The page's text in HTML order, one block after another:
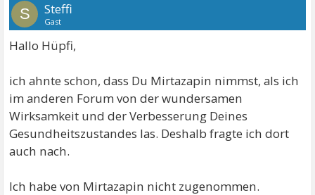
S Steffi
Gast
Hallo Hüpfi,
ich ahnte schon, dass Du Mirtazapin nimmst, als ich
im anderen Forum von der wundersamen
Wirksamkeit und der Verbesserung Deines
Gesundheitszustandes las. Deshalb fragte ich dort
auch nach.
Ich habe von Mirtazapin nicht zugenommen.